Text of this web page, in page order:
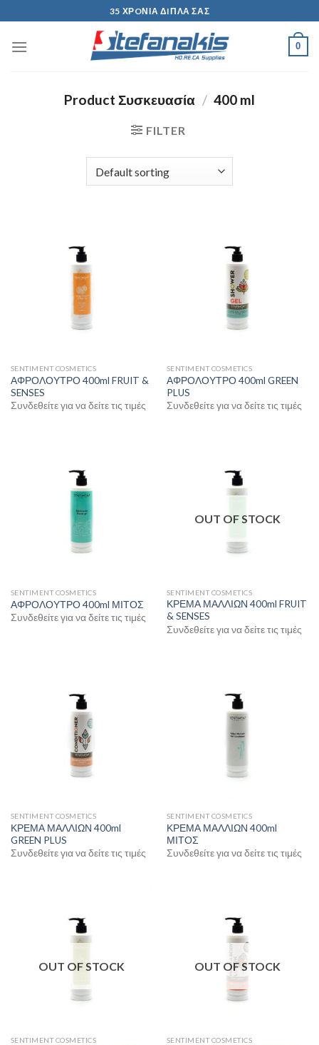
to
content
35 ΧΡOΝΙΑ ΔIΠΛΑ ΣΑΣ
0
Product Συσκευασία / 400 ml
FILTER
SENTIMENT COSMETICS
ΑΦΡΟΛΟΥΤΡΟ 400ml FRUIT &
SENSES
Συνδεθείτε για να δείτε τις τιμές
SENTIMENT COSMETICS
ΑΦΡΟΛΟΥΤΡΟ 400ml GREEN
PLUS
Συνδεθείτε για να δείτε τις τιμές
SENTIMENT COSMETICS
ΑΦΡΟΛΟΥΤΡΟ 400ml ΜΙΤΟΣ
Συνδεθείτε για να δείτε τις τιμές
OUT OF STOCK
SENTIMENT COSMETICS
ΚΡΕΜΑ ΜΑΛΛΙΩΝ 400ml FRUIT
& SENSES
Συνδεθείτε για να δείτε τις τιμές
SENTIMENT COSMETICS
ΚΡΕΜΑ ΜΑΛΛΙΩΝ 400ml
GREEN PLUS
Συνδεθείτε για να δείτε τις τιμές
SENTIMENT COSMETICS
ΚΡΕΜΑ ΜΑΛΛΙΩΝ 400ml
ΜΙΤΟΣ
Συνδεθείτε για να δείτε τις τιμές
OUT OF STOCK
SENTIMENT COSMETICS
OUT OF STOCK
SENTIMENT COSMETICS